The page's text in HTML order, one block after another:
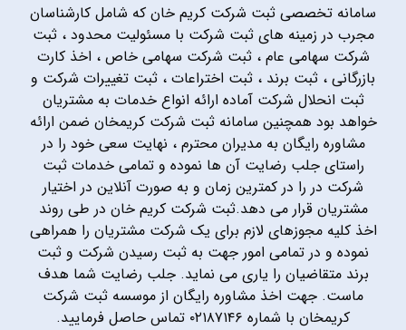
سامانه تخصصی ثبت شرکت کریم خان که شامل کارشناسان
مجرب در زمینه های ثبت شرکت با مسئولیت محدود ، ثبت
شرکت سهامی عام ، ثبت شرکت سهامی خاص ، اخذ کارت
بازرگانی ، ثبت برند ، ثبت اختراعات ، ثبت تغییرات شرکت و
ثبت انحلال شرکت آماده ارائه انواع خدمات به مشتریان
خواهد بود همچنین سامانه ثبت شرکت کریمخان ضمن ارائه
مشاوره رایگان به مدیران محترم ، نهایت سعی خود را در
راستای جلب رضایت آن ها نموده و تمامی خدمات ثبت
شرکت در را در کمترین زمان و به صورت آنلاین در اختیار
مشتریان قرار می دهد.ثبت شرکت کریم خان در طی روند
اخذ کلیه مجوزهای لازم برای یک شرکت مشتریان را همراهی
نموده و در تمامی امور جهت به ثبت رسیدن شرکت و ثبت
برند متقاضیان را یاری می نماید. جلب رضایت شما هدف
ماست. جهت اخذ مشاوره رایگان از موسسه ثبت شرکت
کریمخان با شماره ۰۲۱۸۷۱۴۶ تماس حاصل فرمایید.